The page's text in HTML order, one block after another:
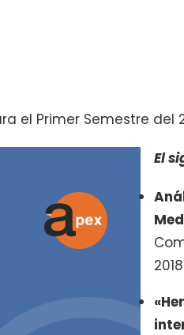
el Primer Semestre del
El
2018